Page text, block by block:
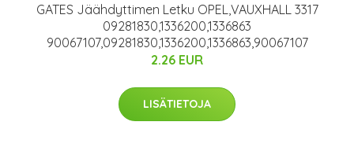
GATES Jäähdyttimen Letku OPEL,VAUXHALL 3317
09281830,1336200,1336863
90067107,09281830,1336200,1336863,90067107
2.26 EUR
LISÄTIETOJA